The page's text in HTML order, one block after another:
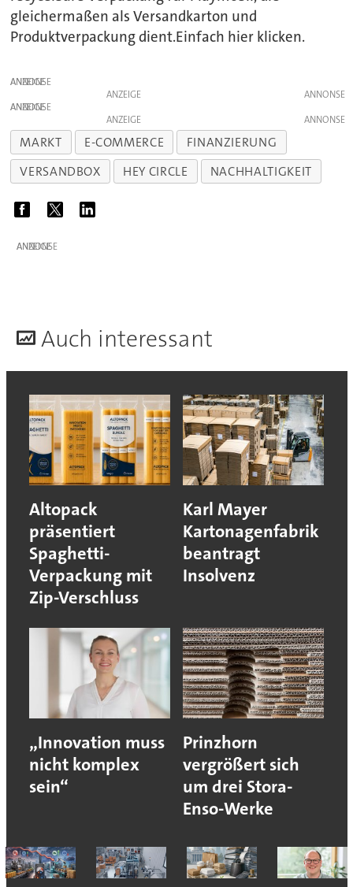
gleichermaßen als Versandkarton und
Produktverpackung dient.Einfach hier klicken.
ANZEIGE
ANZEIGE
ANZEIGE
ANZEIGE
MARKT E-COMMERCE
FINANZIERUNG
VERSANDBOX
HEY CIRCLE NACHHALTIGKEIT
ANZEIGE
Auch interessant
Altopack
präsentiert
Spaghetti-
Verpackung mit
Zip-Verschluss
Karl Mayer
Kartonagenfabrik
beantragt
Insolvenz
„Innovation muss
nicht komplex
sein“
Prinzhorn
vergrößert sich
um drei Stora-
Enso-Werke